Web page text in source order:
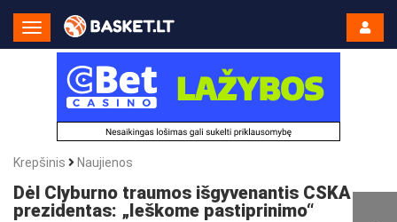
Toggle
Navigation
Krepšinis Naujienos
Dėl Clyburno traumos išgyvenantis CSKA
prezidentas: „Ieškome pastiprinimo“